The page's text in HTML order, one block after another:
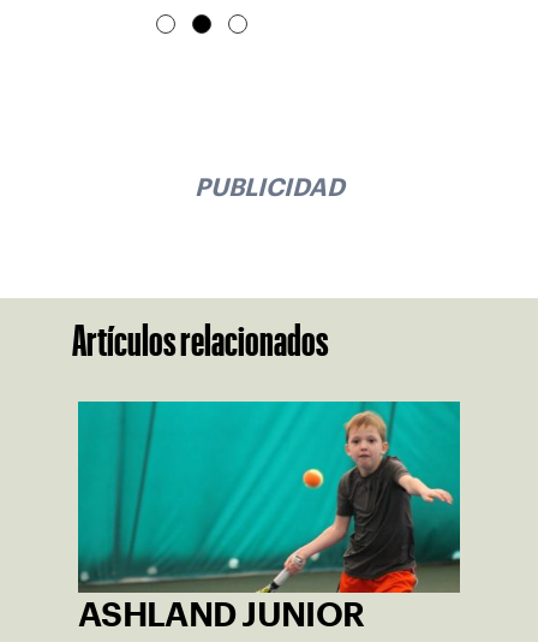
PUBLICIDAD
Artículos relacionados
ASHLAND JUNIOR